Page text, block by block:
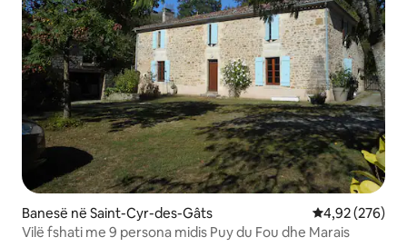
Banesë në Saint-Cyr-des-Gâts Vlerësimi
4,92 (276)
Vilë fshati me 9 persona midis Puy du Fou dhe Marais